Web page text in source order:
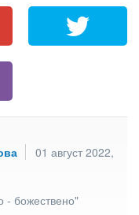
01 август 2022,
- божествено"